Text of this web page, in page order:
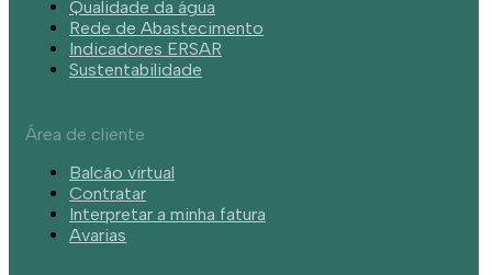
Qualidade da água
Rede de Abastecimento
Indicadores ERSAR
Sustentabilidade
Área de cliente
Balcão virtual
Contratar
Interpretar a minha fatura
Avarias